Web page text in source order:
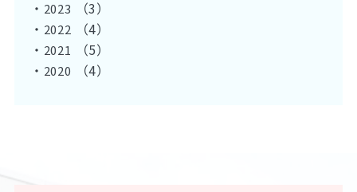
・ 2023
（3）
・ 2022
（4）
・ 2021
（5）
・ 2020 （4）